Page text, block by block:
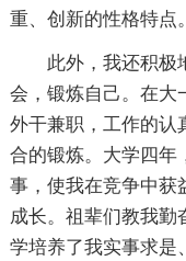
重、创新的性格特点。
此外，我还积极
会，锻炼自己。在大
外干兼职，工作的认
合的锻炼。大学四年
事，使我在竞争中获
成长。祖辈们教我勤
学培养了我实事求是